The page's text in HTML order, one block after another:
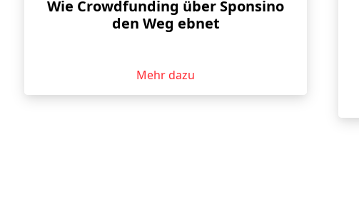
Wie Crowdfunding über Sponsino
den Weg ebnet
Mehr dazu